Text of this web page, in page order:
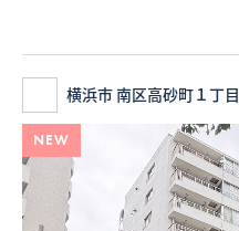
横浜市 南区高砂町１丁目
NEW